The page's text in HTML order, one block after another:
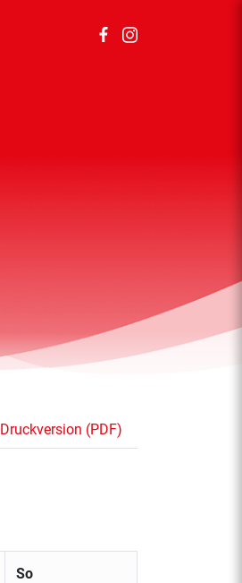
Druckversion (PDF)
So